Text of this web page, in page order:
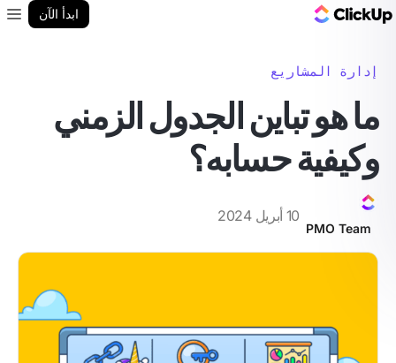
ابدأ الآن
إدارة المشاريع
ما هو تباين الجدول الزمني
وكيفية حسابه؟
PMO Team
10 أبريل 2024